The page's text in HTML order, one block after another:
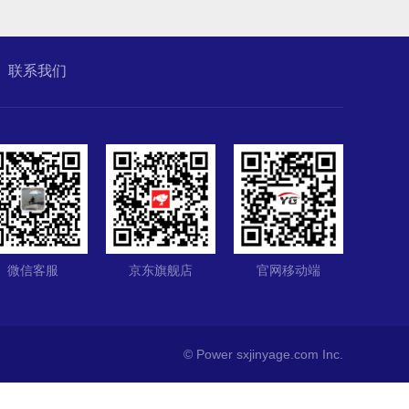
联系我们
官网移动端
京东旗舰店
微信客服
© Power sxjinyage.com Inc.